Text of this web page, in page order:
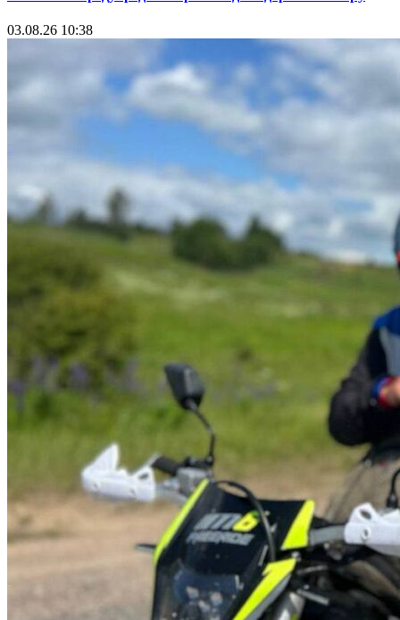
03.08.26 10:38